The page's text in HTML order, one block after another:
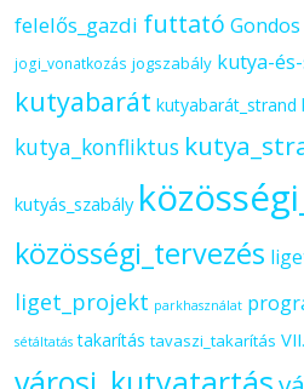
felelős_gazdi futtató
jogi_vonatkozás jogszabály kutya-
kutyabarát kutyabarát_strand
kutya_konfliktus
kutyás_szabály
közösségi_tervezés
liget_projekt parkhasználat
sétáltatás takarítás tavaszi_takarítás